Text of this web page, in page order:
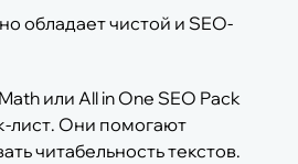
обладает чистой и SEO-
или All in One SEO Pack
лист. Они помогают
читабельность текстов.